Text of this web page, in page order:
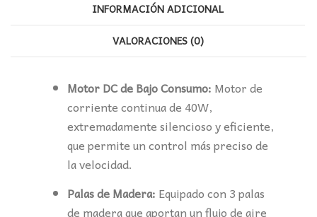
INFORMACIÓN ADICIONAL
VALORACIONES (0)
Motor DC de Bajo Consumo: Motor de
corriente continua de 40W,
extremadamente silencioso y eficiente,
que permite un control más preciso de
la velocidad.
Palas de Madera: Equipado con 3 palas
de madera que aportan un flujo de aire